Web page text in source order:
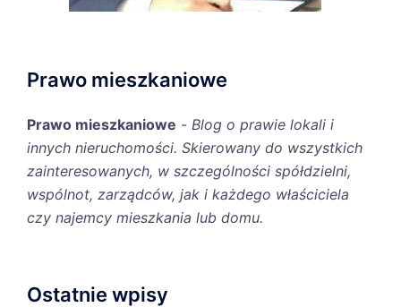
Prawo mieszkaniowe
Prawo mieszkaniowe - Blog o prawie lokali i
innych nieruchomości. Skierowany do wszystkich
zainteresowanych, w szczególności spółdzielni,
wspólnot, zarządców, jak i każdego właściciela
czy najemcy mieszkania lub domu.
Ostatnie wpisy